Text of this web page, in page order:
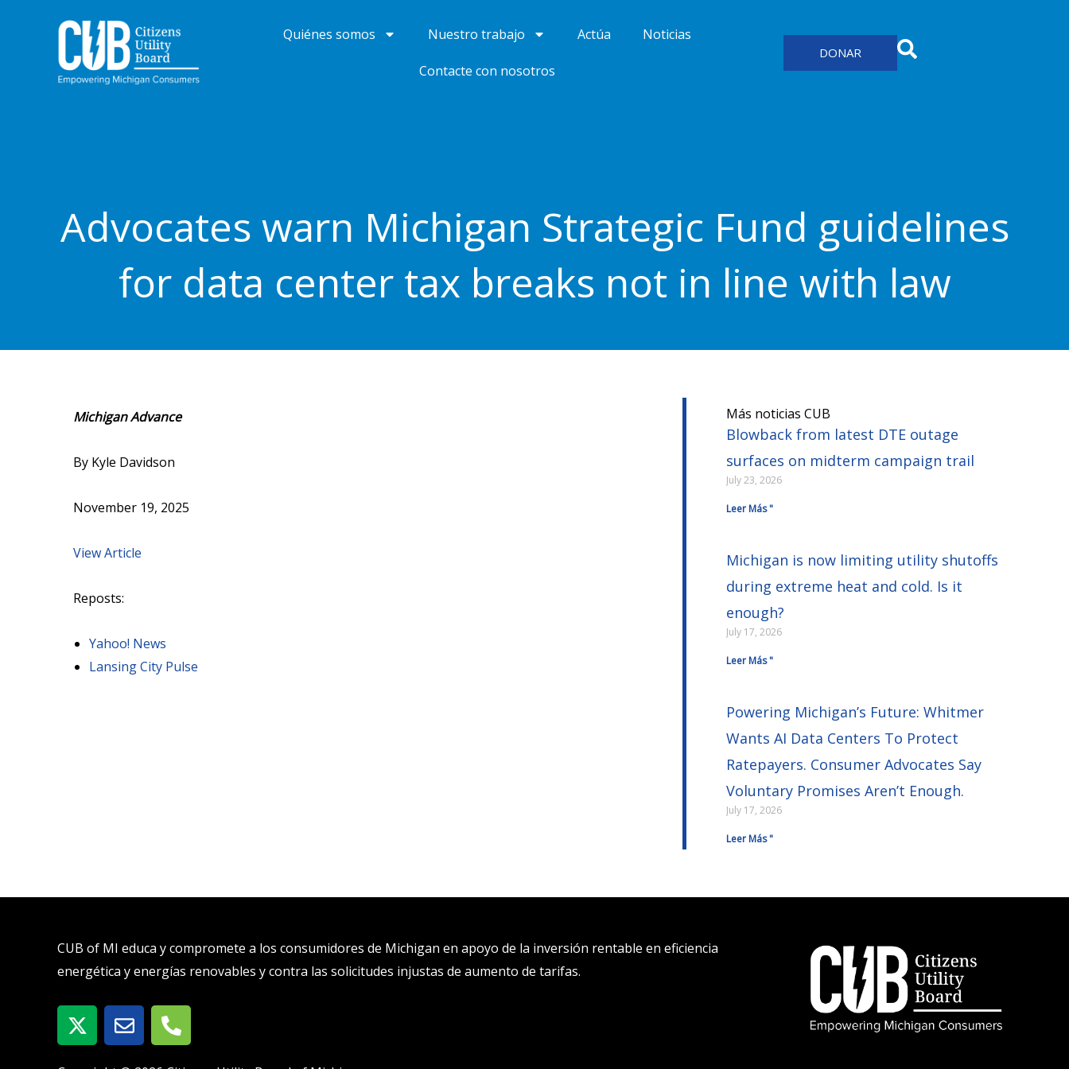
contenido
Quiénes somos Nuestro trabajo Actúa Noticias
Contacte con nosotros
DONAR
Advocates warn Michigan Strategic Fund guidelines
for data center tax breaks not in line with law
Michigan Advance
By Kyle Davidson
November 19, 2025
View Article
Reposts:
Yahoo! News
Lansing City Pulse
Más noticias CUB
Blowback from latest DTE outage
surfaces on midterm campaign trail
July 23, 2026
Leer Más "
Michigan is now limiting utility shutoffs
during extreme heat and cold. Is it
enough?
July 17, 2026
Leer Más "
Powering Michigan’s Future: Whitmer
Wants AI Data Centers To Protect
Ratepayers. Consumer Advocates Say
Voluntary Promises Aren’t Enough.
July 17, 2026
Leer Más "
CUB of MI educa y compromete a los consumidores de Michigan en apoyo de la inversión rentable en eficiencia
energética y energías renovables y contra las solicitudes injustas de aumento de tarifas.
X
-
t
S
o
b
T
e
l